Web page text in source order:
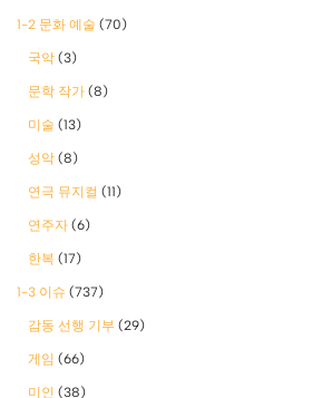
1-2 문화 예술 (70)
국악 (3)
문학 작가 (8)
미술 (13)
성악 (8)
연극 뮤지컬 (11)
연주자 (6)
한복 (17)
1-3 이슈 (737)
감동 선행 기부 (29)
게임 (66)
미인 (38)